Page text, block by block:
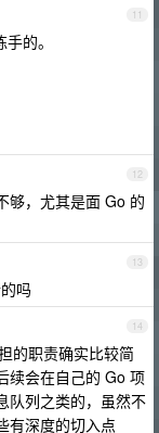
11
的。
12
够，尤其是面 Go 的
13
吗
14
的职责确实比较简
续会在自己的 Go 项
队列之类的，虽然不
有深度的切入点